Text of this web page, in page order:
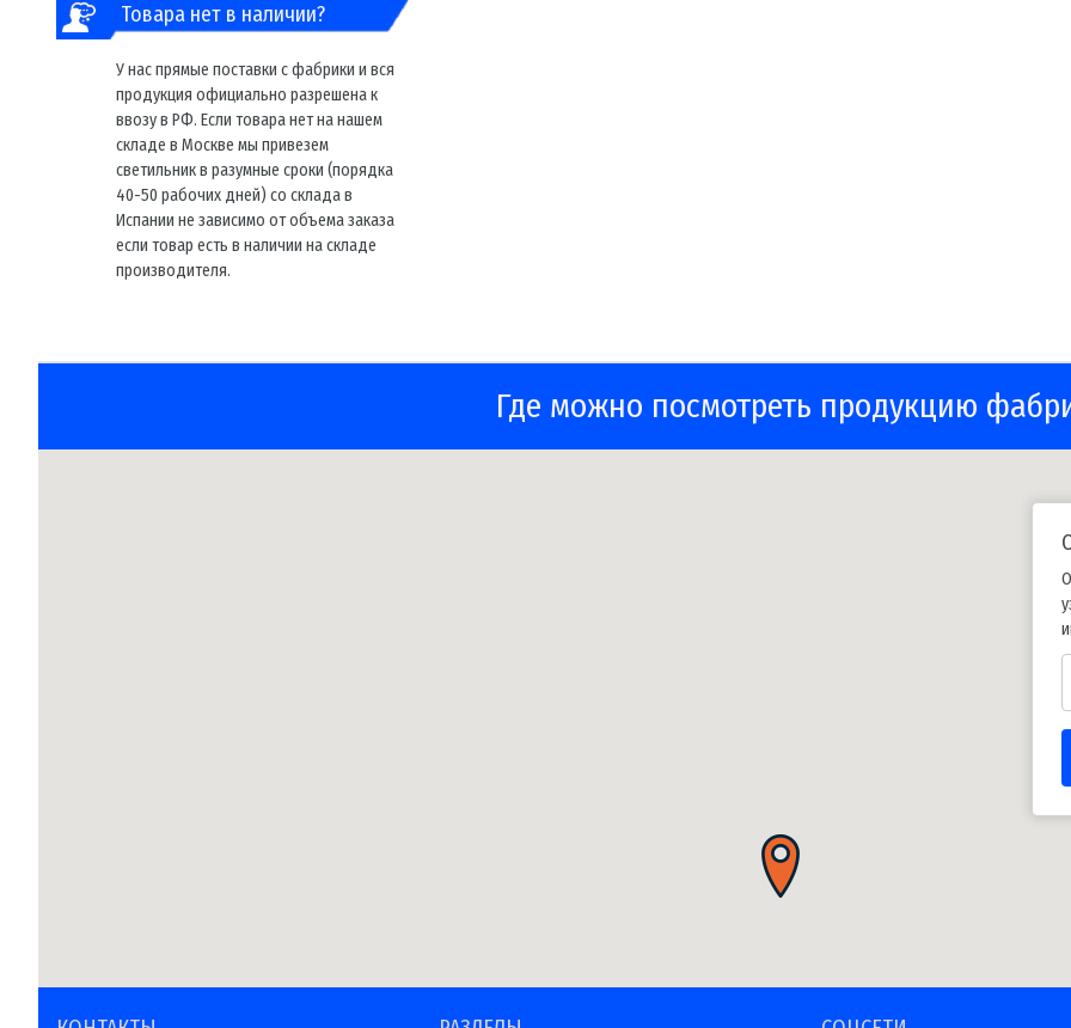
Товара нет в наличии?
У нас прямые поставки с фабрики и вся
продукция официально разрешена к
ввозу в РФ. Если товара нет на нашем
складе в Москве мы привезем
светильник в разумные сроки (порядка
40-50 рабочих дней) со склада в
Испании не зависимо от объема заказа
если товар есть в наличии на складе
производителя.
Где можно посмотреть продукцию